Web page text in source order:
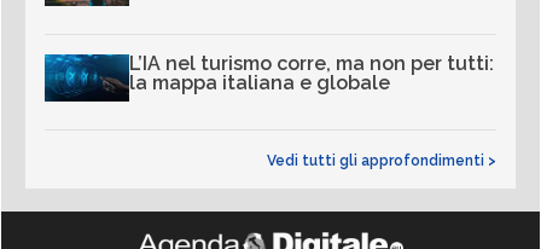
L’IA nel turismo corre, ma non per tutti:
la mappa italiana e globale
Vedi tutti gli approfondimenti >